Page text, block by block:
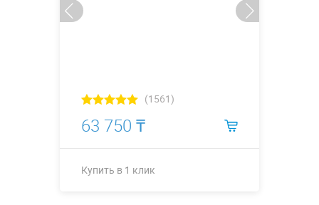
(1561)
63 750 ₸
Купить в 1 клик